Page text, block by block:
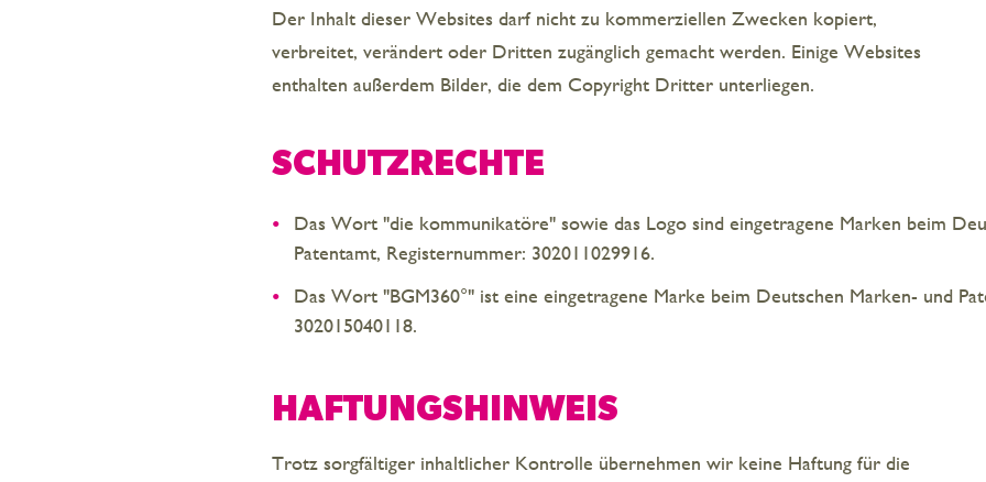
Der Inhalt dieser Websites darf nicht zu kommerziellen Zwecken kopiert,
verbreitet, verändert oder Dritten zugänglich gemacht werden. Einige Websites
enthalten außerdem Bilder, die dem Copyright Dritter unterliegen.
SCHUTZRECHTE
Das Wort "die kommunikatöre" sowie das Logo sind eingetragene Marken beim
Patentamt, Registernummer: 302011029916.
Das Wort "BGM360°" ist eine eingetragene Marke beim Deutschen Marken- und
302015040118.
HAFTUNGSHINWEIS
Trotz sorgfältiger inhaltlicher Kontrolle übernehmen wir keine Haftung für die